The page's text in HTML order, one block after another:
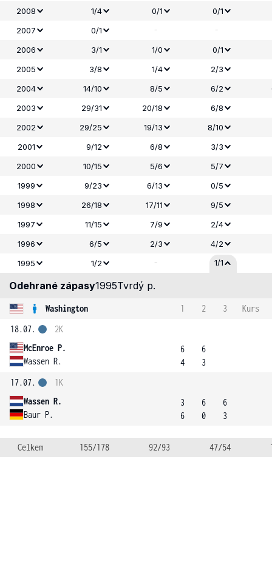
2008 1/4 0/1
0/1
2007
0/1 - -
2006 3/1 1/0 0/1
2005
3/8 1/4
2/3
2004
14/10 8/5 6/2
2003
29/31 20/18 6/8
2002
29/25 19/13
8/10
2001
9/12 6/8
3/3
2000
10/15 5/6
5/7
1999
9/23 6/13 0/5
1998
26/18 17/11
9/5
1997
11/15 7/9 2/4
1996
6/5 2/3
4/2
1995
1/2 - 1/1
Odehrané zápasy1995Tvrdý p.
Washington 1 2 3
Kurs
18.07.
McEnroe P.
Wassen R.
2K
6
4
6
3
17.07.
Wassen R.
Baur P.
1K
3
6
6
0
6
3
Celkem 155/178 92/93 47/54